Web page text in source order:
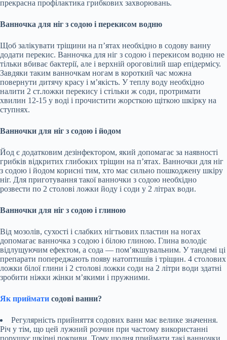
прекрасна профілактика грибкових захворювань.
Ванночка для ніг з содою і перекисом водню
Щоб залікувати тріщини на п’ятах необхідно в содову ванну
додати перекис. Ванночка для ніг з содою і перекисом водню не
тільки вбиває бактерії, але і верхній ороговілий шар епідермісу.
Завдяки таким ванночкам ногам в короткий час можна
повернути дитячу красу і м’якість. У теплу воду необхідно
налити 2 ст.ложки перекису і стільки ж соди, протримати
хвилин 12-15 у воді і прочистити жорсткою щіткою шкірку на
ступнях.
Ванночки для ніг з содою і йодом
Йод є додатковим дезінфектором, який допомагає за наявності
грибків відкритих глибоких тріщин на п’ятах. Ванночки для ніг
з содою і йодом корисні тим, хто має сильно пошкоджену шкіру
ніг. Для приготування такої ванночки з содою необхідно
розвести по 2 столові ложки йоду і соди у 2 літрах води.
Ванночки для ніг з содою і глиною
Від мозолів, сухості і слабких нігтьових пластин на ногах
допомагає ванночка з содою і білою глиною. Глина володіє
відлущуючим ефектом, а сода — пом’якшувальним. У тандемі ці
препарати попереджають появу натоптишів і тріщин. 4 столових
ложки білої глини і 2 столові ложки соди на 2 літри води здатні
зробити ніжки жінки м’якими і пружними.
Як приймати содові ванни?
Регулярність прийняття содових ванн має велике значення.
Річ у тім, що цей лужний розчин при частому використанні